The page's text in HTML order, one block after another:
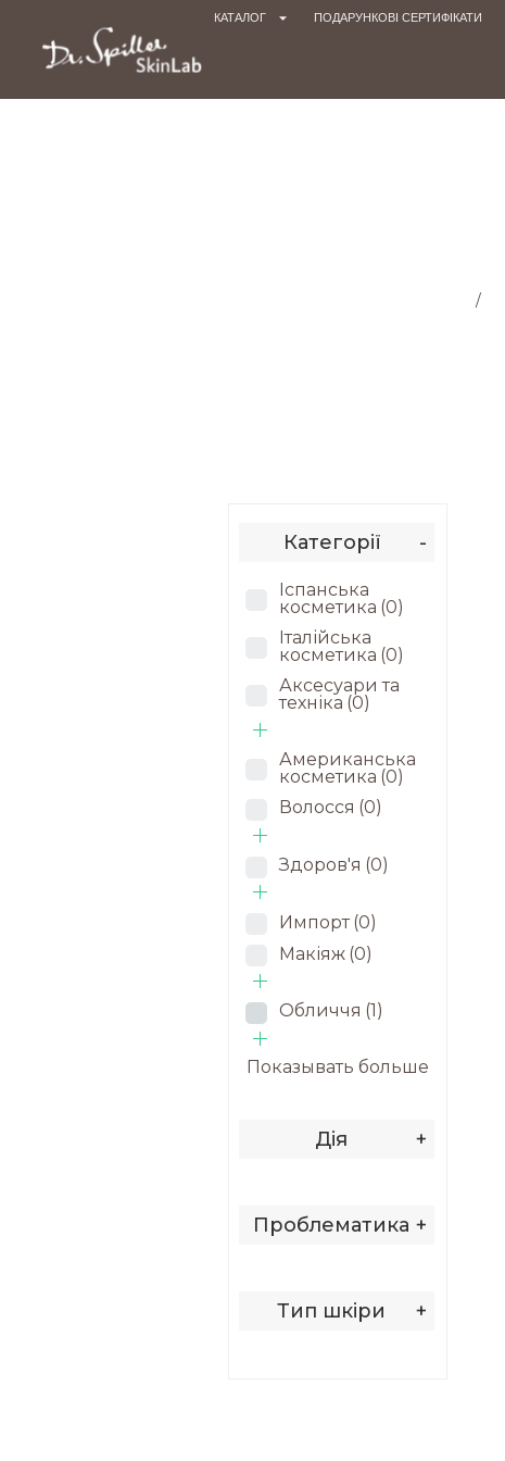
КАТАЛОГ ПОДАРУНКОВІ СЕРТИФІКАТИ
/
Категорії -
Іспанська
косметика (0)
Італійська
косметика (0)
Аксесуари та
техніка (0)
Американська
косметика (0)
Волосся (0)
Здоров'я (0)
Импорт (0)
Макіяж (0)
Обличчя (1)
Показывать больше
Дія +
Проблематика +
Тип шкіри +